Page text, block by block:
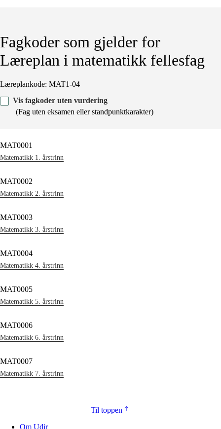
Fagkoder som gjelder for
Læreplan i matematikk fellesfag
Læreplankode: MAT1-04
Vis fagkoder uten vurdering
(Fag uten eksamen eller standpunktkarakter)
MAT0001
Matematikk 1. årstrinn
MAT0002
Matematikk 2. årstrinn
MAT0003
Matematikk 3. årstrinn
MAT0004
Matematikk 4. årstrinn
MAT0005
Matematikk 5. årstrinn
MAT0006
Matematikk 6. årstrinn
MAT0007
Matematikk 7. årstrinn
Til toppen
Om Udir